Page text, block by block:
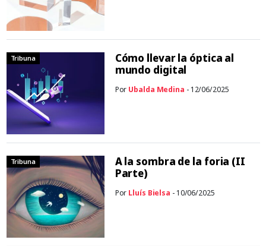
Tribuna
Cómo llevar la óptica al
mundo digital
Por Ubalda Medina - 12/06/2025
Tribuna
A la sombra de la foria (II
Parte)
Por Lluís Bielsa - 10/06/2025